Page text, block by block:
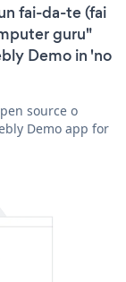
fai-da-te (fai
guru"
Demo in 'no
source o
Demo app for